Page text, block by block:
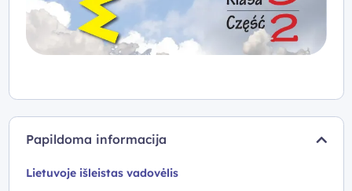
Papildoma informacija
Lietuvoje išleistas vadovėlis